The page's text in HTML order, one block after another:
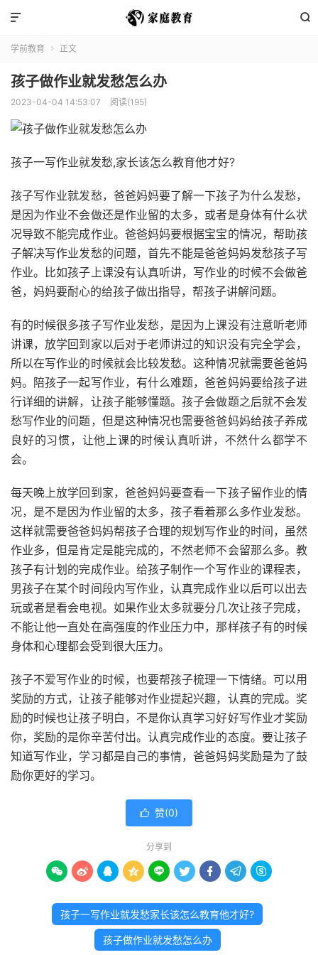


学前教育  正文
孩子做作业就发愁怎么办
2023-04-04 14:53:07 阅读(195)
孩子一写作业就发愁,家长该怎么教育他才好?
孩子写作业就发愁，爸爸妈妈要了解一下孩子为什么发愁，
是因为作业不会做还是作业留的太多，或者是身体有什么状
况导致不能完成作业。爸爸妈妈要根据宝宝的情况，帮助孩
子解决写作业发愁的问题，首先不能是爸爸妈妈发愁孩子写
作业。比如孩子上课没有认真听讲，写作业的时候不会做爸
爸，妈妈要耐心的给孩子做出指导，帮孩子讲解问题。
有的时候很多孩子写作业发愁，是因为上课没有注意听老师
讲课，放学回到家以后对于老师讲过的知识没有完全学会，
所以在写作业的时候就会比较发愁。这种情况就需要爸爸妈
妈。陪孩子一起写作业，有什么难题，爸爸妈妈要给孩子进
行详细的讲解，让孩子能够懂题。孩子会做题之后就不会发
愁写作业的问题，但是这种情况也需要爸爸妈妈给孩子养成
良好的习惯，让他上课的时候认真听讲，不然什么都学不
会。
每天晚上放学回到家，爸爸妈妈要查看一下孩子留作业的情
况，是不是因为作业留的太多，孩子看着那么多作业发愁。
这样就需要爸爸妈妈帮孩子合理的规划写作业的时间，虽然
作业多，但是肯定是能完成的，不然老师不会留那么多。教
孩子有计划的完成作业。给孩子制作一个写作业的课程表，
男孩子在某个时间段内写作业，认真完成作业以后可以出去
玩或者是看会电视。如果作业太多就要分几次让孩子完成，
不能让他一直处在高强度的作业压力中，那样孩子有的时候
身体和心理都会受到很大压力。
孩子不爱写作业的时候，也要帮孩子梳理一下情绪。可以用
奖励的方式，让孩子能够对作业提起兴趣，认真的完成。奖
励的时候也让孩子明白，不是你认真学习好好写作业才奖励
你，奖励的是你辛苦付出。认真完成作业的态度。要让孩子
知道写作业，学习都是自己的事情，爸爸妈妈奖励是为了鼓
励你更好的学习。
 赞(0)
分享到
        
孩子一写作业就发愁家长该怎么教育他才好?
孩子做作业就发愁怎么办